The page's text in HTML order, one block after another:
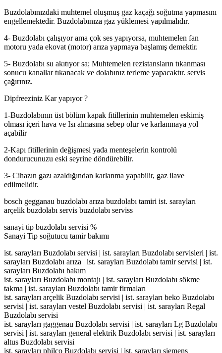
Buzdolabınızdaki muhtemel oluşmuş gaz kaçağı soğutma yapmasını
engellemektedir. Buzdolabınıza gaz yüklemesi yapılmalıdır.
4- Buzdolabı çalışıyor ama çok ses yapıyorsa, muhtemelen fan
motoru yada ekovat (motor) arıza yapmaya başlamış demektir.
5- Buzdolabı su akıtıyor sa; Muhtemelen rezistansların tıkanması
sonucu kanallar tıkanacak ve dolabınız terleme yapacaktır. servis
çağırınız.
Dipfreeziniz Kar yapıyor ?
1-Buzdolabının üst bölüm kapak fitillerinin muhtemelen eskimiş
olması içeri hava ve Isı almasına sebep olur ve karlanmaya yol
açabilir
2-Kapı fitillerinin değişmesi yada menteşelerin kontrolü
dondurucunuzu eski seyrine döndürebilir.
3- Cihazın gazı azaldığından karlanma yapabilir, gaz ilave
edilmelidir.
bosch gegganau buzdolabı arıza buzdolabı tamiri ist. sarayları
arçelik buzdolabı servis buzdolabı serviss
sanayi tip buzdolabı servisi %
Sanayi Tip soğutucu tamir bakımı
ist. sarayları Buzdolabı servisi | ist. sarayları Buzdolabı servisleri | ist.
sarayları Buzdolabı arıza | ist. sarayları Buzdolabı tamir servisi | ist.
sarayları Buzdolabı bakım
ist. sarayları Buzdolabı montajı | ist. sarayları Buzdolabı sökme
takma | ist. sarayları Buzdolabı tamir firmaları
ist. sarayları arçelik Buzdolabı servisi | ist. sarayları beko Buzdolabı
servisi | ist. sarayları vestel Buzdolabı servisi | ist. sarayları Regal
Buzdolabı servisi
ist. sarayları gaggenau Buzdolabı servisi | ist. sarayları Lg Buzdolabı
servisi | ist. sarayları general elektrik Buzdolabı servisi | ist. sarayları
altus Buzdolabı servisi
ist. sarayları philco Buzdolabı servisi | ist. sarayları siemens